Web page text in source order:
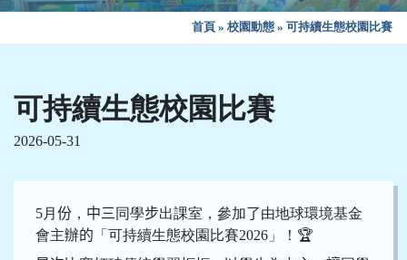
首頁 » 校園動態 » 可持續生態校園比賽
可持續生態校園比賽
2026-05-31
5月 份 ， 中三 同學步出課室，參加了由地球環境基金
會主辦的 「 可持續生態校園比賽2026 」！ 🏆